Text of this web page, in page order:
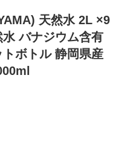
天然水 2L ×9
バナジウム含有
ボトル 静岡県産